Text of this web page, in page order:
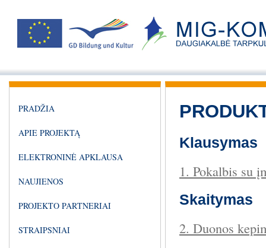
PRADŽIA
APIE PROJEKTĄ
ELEKTRONINĖ APKLAUSA
NAUJIENOS
PROJEKTO PARTNERIAI
STRAIPSNIAI
Klausymas
1. Pokalbis su
Skaitymas
2. Duonos